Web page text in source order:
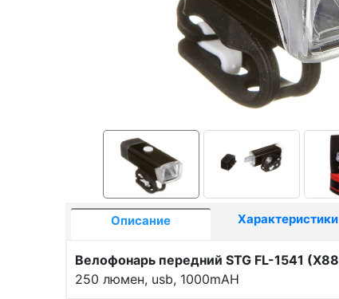
Описание Характеристики
Велофонарь передний STG FL-1541
250 люмен, usb, 1000mAH